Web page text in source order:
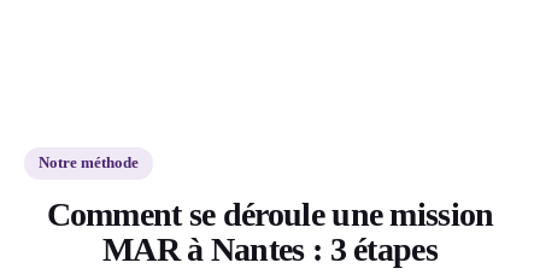
Notre méthode
Comment se déroule une mission
MAR à Nantes : 3 étapes